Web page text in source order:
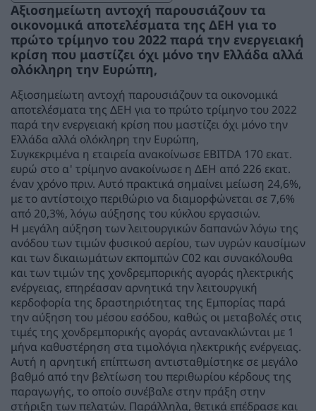
Αξιοσημείωτη αντοχή παρουσιάζουν τα
οικονομικά αποτελέσματα της ΔΕΗ για το
πρώτο τρίμηνο του 2022 παρά την ενεργειακή
κρίση που μαστίζει όχι μόνο την Ελλάδα αλλά
ολόκληρη την Ευρώπη,
Αξιοσημείωτη αντοχή παρουσιάζουν τα οικονομικά
αποτελέσματα της ΔΕΗ για το πρώτο τρίμηνο του 2022
παρά την ενεργειακή κρίση που μαστίζει όχι μόνο την
Ελλάδα αλλά ολόκληρη την Ευρώπη,
Συγκεκριμένα η εταιρεία ανακοίνωσε EBITDA 170 εκατ.
ευρώ στο α' τρίμηνο ανακοίνωσε η ΔΕΗ από 226 εκατ.
έναν χρόνο πριν. Αυτό πρακτικά σημαίνει μείωση 24,6%,
με το αντίστοιχο περιθώριο να διαμορφώνεται σε 7,6%
από 20,3%, λόγω αύξησης του κύκλου εργασιών.
Η μεγάλη αύξηση των λειτουργικών δαπανών λόγω της
ανόδου των τιμών φυσικού αερίου, των υγρών καυσίμων
και των δικαιωμάτων εκπομπών C02 και συνακόλουθα
και των τιμών της χονδρεμπορικής αγοράς ηλεκτρικής
ενέργειας, επηρέασαν αρνητικά την λειτουργική
κερδοφορία της δραστηριότητας της Εμπορίας παρά
την αύξηση του μέσου εσόδου, καθώς οι μεταβολές στις
τιμές της χονδρεμπορικής αγοράς αντανακλώνται με 1
μήνα καθυστέρηση στα τιμολόγια ηλεκτρικής ενέργειας.
Αυτή η αρνητική επίπτωση αντισταθμίστηκε σε μεγάλο
βαθμό από την βελτίωση του περιθωρίου κέρδους της
παραγωγής, το οποίο συνέβαλε στην πράξη στην
στήριξη των πελατών. Παράλληλα, θετικά επέδρασε και